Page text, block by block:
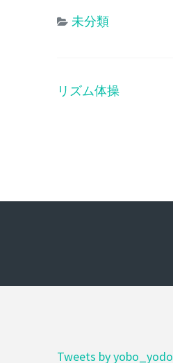
未分類
シ
リズム体操
Tweets by yobo_yodo